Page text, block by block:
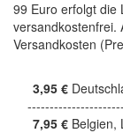
99 Euro erfolgt die
versandkostenfrei.
Versandkosten
3,95 €
7,95 € Belgien,